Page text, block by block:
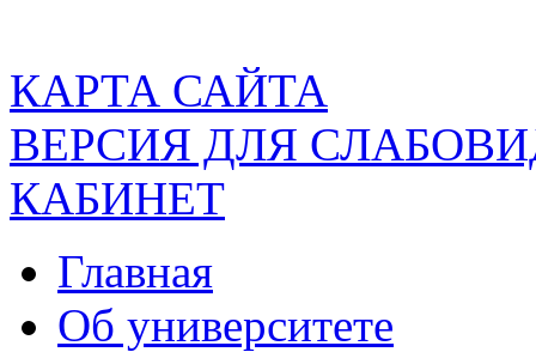
КАРТА САЙТА
ВЕРСИЯ ДЛЯ
КАБИНЕТ
Главная
Об университете